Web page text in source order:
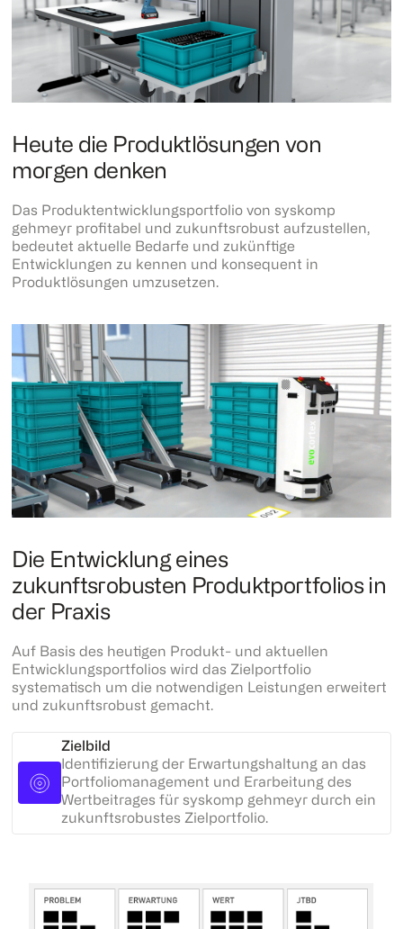
Heute die Produktlösungen von
morgen denken
Das Produktentwicklungsportfolio von syskomp
gehmeyr profitabel und zukunftsrobust aufzustellen,
bedeutet aktuelle Bedarfe und zukünftige
Entwicklungen zu kennen und konsequent in
Produktlösungen umzusetzen.
Die Entwicklung eines
zukunftsrobusten Produktportfolios in
der Praxis
Auf Basis des heutigen Produkt- und aktuellen
Entwicklungsportfolios wird das Zielportfolio
systematisch um die notwendigen Leistungen erweitert
und zukunftsrobust gemacht.
Zielbild
Identifizierung der Erwartungshaltung an das
Portfoliomanagement und Erarbeitung des
Wertbeitrages für syskomp gehmeyr durch ein
zukunftsrobustes Zielportfolio.